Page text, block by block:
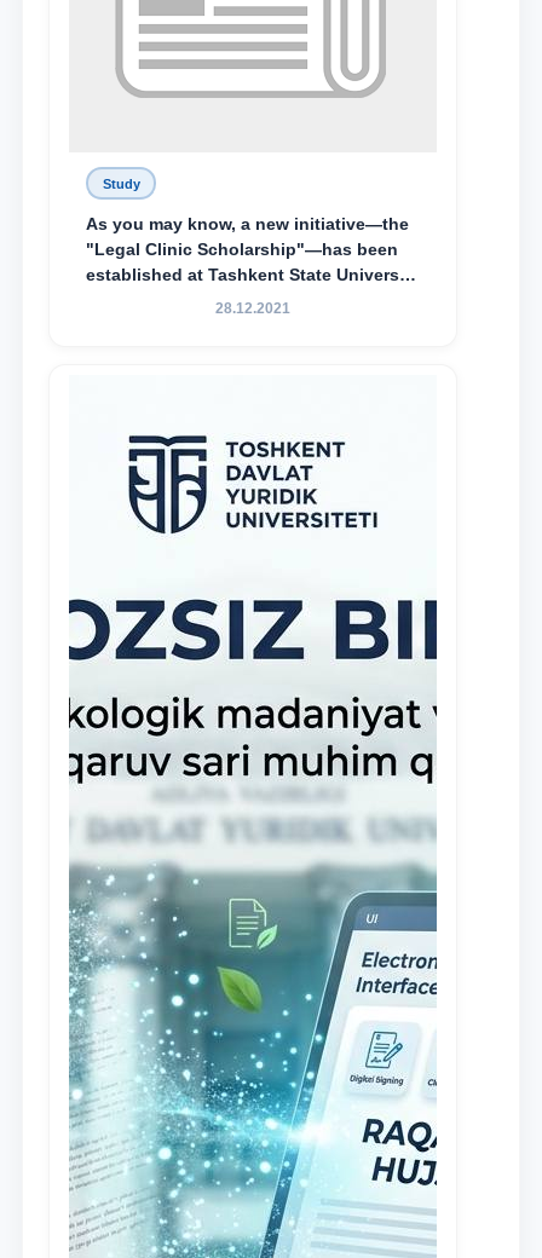
Study
As you may know, a new initiative—the
"Legal Clinic Scholarship"—has been
established at Tashkent State University
of Law to encourage talented, active,
28.12.2021